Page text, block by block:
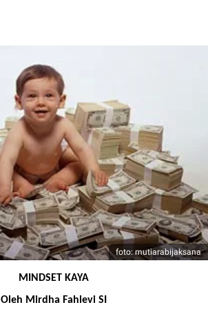
foto: mutiarabijaksana
MINDSET KAYA
Oleh Mirdha Fahlevi SI